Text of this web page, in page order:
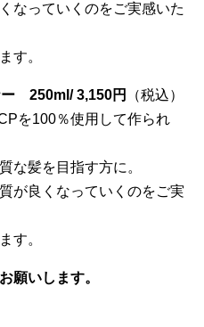
なっていくのをご実感いた
す。
ー 250ml/ 3,150円
（税込）
を100％使用して作られ
な髪を目指す方に。
が良くなっていくのをご実
す。
願いします。